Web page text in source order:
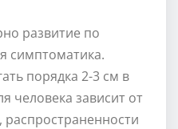
развитие по
симптоматика.
порядка 2-3 см в
человека зависит от